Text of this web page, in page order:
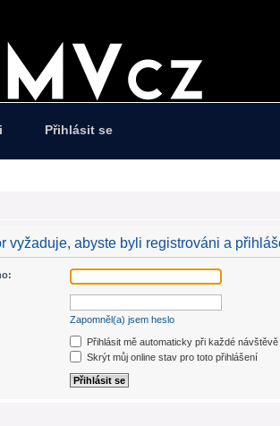
Přihlásit se
vyžaduje, abyste byli registrováni a
Zapomněl(a) jsem heslo
Přihlásit mě automaticky při každé návštěvě
Skrýt můj online stav pro toto přihlášení